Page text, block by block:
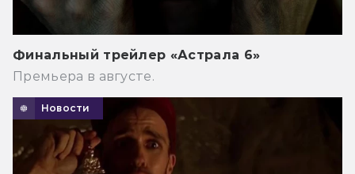
Финальный трейлер «Астрала 6»
Премьера в августе.
Новости